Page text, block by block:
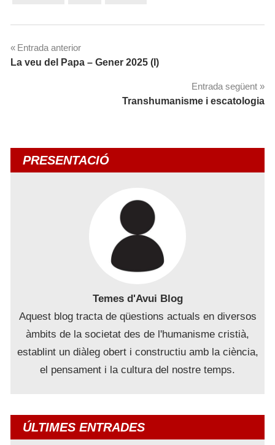
Navegació
Entrada anterior
La veu del Papa – Gener 2025 (I)
Entrada següent
Transhumanisme i escatologia
PRESENTACIÓ
Temes d'Avui Blog
Aquest blog tracta de qüestions actuals en diversos
àmbits de la societat des de l'humanisme cristià,
establint un diàleg obert i constructiu amb la ciència,
el pensament i la cultura del nostre temps.
ÚLTIMES ENTRADES